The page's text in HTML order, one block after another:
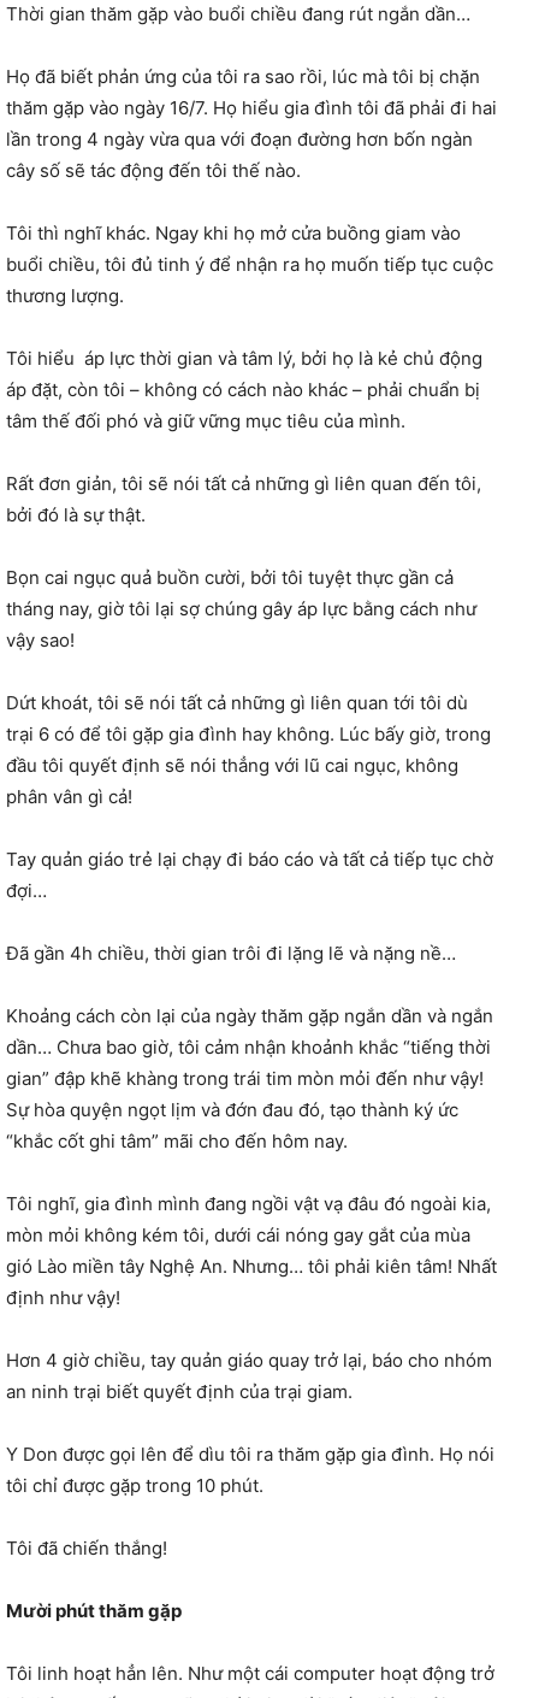
Thời gian thăm gặp vào buổi chiều đang rút ngắn dần…
Họ đã biết phản ứng của tôi ra sao rồi, lúc mà tôi bị chặn
thăm gặp vào ngày 16/7. Họ hiểu gia đình tôi đã phải đi hai
lần trong 4 ngày vừa qua với đoạn đường hơn bốn ngàn
cây số sẽ tác động đến tôi thế nào.
Tôi thì nghĩ khác. Ngay khi họ mở cửa buồng giam vào
buổi chiều, tôi đủ tinh ý để nhận ra họ muốn tiếp tục cuộc
thương lượng.
Tôi hiểu áp lực thời gian và tâm lý, bởi họ là kẻ chủ động
áp đặt, còn tôi – không có cách nào khác – phải chuẩn bị
tâm thế đối phó và giữ vững mục tiêu của mình.
Rất đơn giản, tôi sẽ nói tất cả những gì liên quan đến tôi,
bởi đó là sự thật.
Bọn cai ngục quả buồn cười, bởi tôi tuyệt thực gần cả
tháng nay, giờ tôi lại sợ chúng gây áp lực bằng cách như
vậy sao!
Dứt khoát, tôi sẽ nói tất cả những gì liên quan tới tôi dù
trại 6 có để tôi gặp gia đình hay không. Lúc bấy giờ, trong
đầu tôi quyết định sẽ nói thẳng với lũ cai ngục, không
phân vân gì cả!
Tay quản giáo trẻ lại chạy đi báo cáo và tất cả tiếp tục chờ
đợi…
Đã gần 4h chiều, thời gian trôi đi lặng lẽ và nặng nề…
Khoảng cách còn lại của ngày thăm gặp ngắn dần và ngắn
dần… Chưa bao giờ, tôi cảm nhận khoảnh khắc “tiếng thời
gian” đập khẽ khàng trong trái tim mòn mỏi đến như vậy!
Sự hòa quyện ngọt lịm và đớn đau đó, tạo thành ký ức
“khắc cốt ghi tâm” mãi cho đến hôm nay.
Tôi nghĩ, gia đình mình đang ngồi vật vạ đâu đó ngoài kia,
mòn mỏi không kém tôi, dưới cái nóng gay gắt của mùa
gió Lào miền tây Nghệ An. Nhưng… tôi phải kiên tâm! Nhất
định như vậy!
Hơn 4 giờ chiều, tay quản giáo quay trở lại, báo cho nhóm
an ninh trại biết quyết định của trại giam.
Y Don được gọi lên để dìu tôi ra thăm gặp gia đình. Họ nói
tôi chỉ được gặp trong 10 phút.
Tôi đã chiến thắng!
Mười phút thăm gặp
Tôi linh hoạt hẳn lên. Như một cái computer hoạt động trở